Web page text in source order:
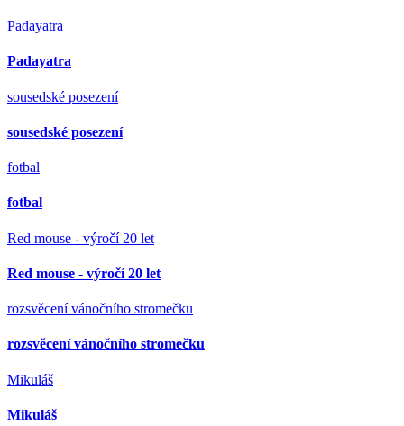
Padayatra
Padayatra
sousedské posezení
sousedské posezení
fotbal
fotbal
Red mouse - výročí 20 let
Red mouse - výročí 20 let
rozsvěcení vánočního stromečku
rozsvěcení vánočního stromečku
Mikuláš
Mikuláš